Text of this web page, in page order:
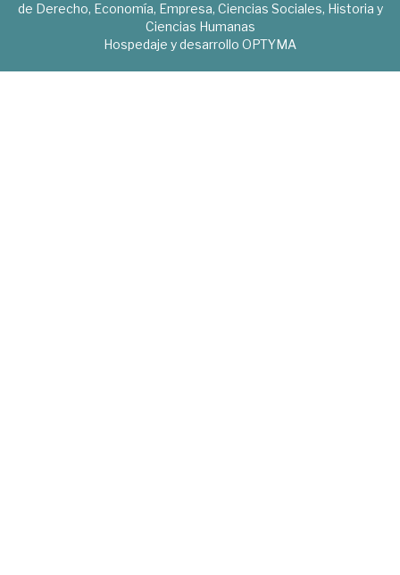
de Derecho, Economía, Empresa, Ciencias Sociales, Historia y
Ciencias Humanas
Hospedaje y desarrollo OPTYMA